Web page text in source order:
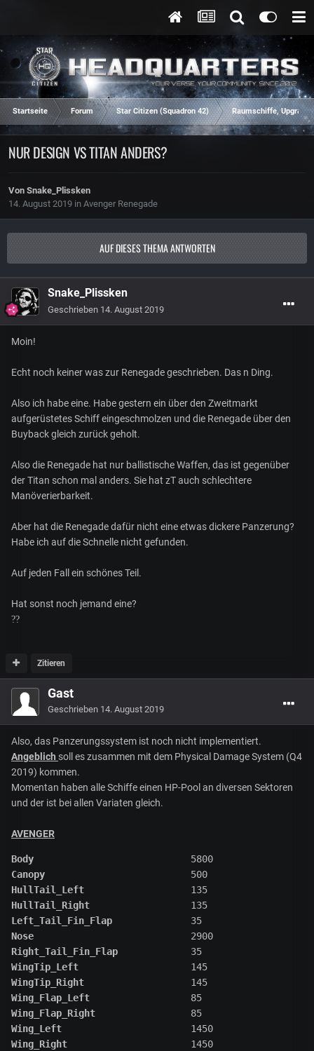
Startseite Forum Star Citizen (Squadron 42) Raumschiffe,
NUR DESIGN VS TITAN ANDERS?
Von Snake_Plissken
14. August 2019 in Avenger Renegade
AUF DIESES THEMA ANTWORTEN
Snake_Plissken
Geschrieben 14. August 2019
Moin!
Echt noch keiner was zur Renegade geschrieben. Das n Ding.
Also ich habe eine. Habe gestern ein über den Zweitmarkt
aufgerüstetes Schiff eingeschmolzen und die Renegade über den
Buyback gleich zurück geholt.
Also die Renegade hat nur ballistische Waffen, das ist gegenüber
der Titan schon mal anders. Sie hat zT auch schlechtere
Manöverierbarkeit.
Aber hat die Renegade dafür nicht eine etwas dickere Panzerung?
Habe ich auf die Schnelle nicht gefunden.
Auf jeden Fall ein schönes Teil.
Hat sonst noch jemand eine?
??
Zitieren
Gast
Geschrieben 14. August 2019
Also, das Panzerungssystem ist noch nicht implementiert.
Angeblich soll es zusammen mit dem Physical Damage System (Q4
2019) kommen.
Momentan haben alle Schiffe einen HP-Pool an diversen Sektoren
und der ist bei allen Variaten gleich.
AVENGER
Body
Canopy
HullTail_Left
HullTail_Right
Left_Tail_Fin_Flap
Nose
Right_Tail_Fin_Flap
WingTip_Left
WingTip_Right
Wing_Flap_Left
Wing_Flap_Right
Wing_Left
Wing_Right
                      1450